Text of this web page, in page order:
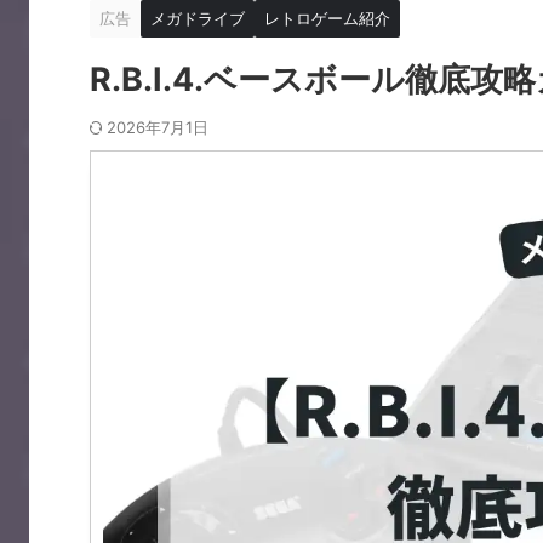
広告 メガドライブ レトロゲーム紹介
R.B.I.4.ベースボール徹底攻
2026年7月1日